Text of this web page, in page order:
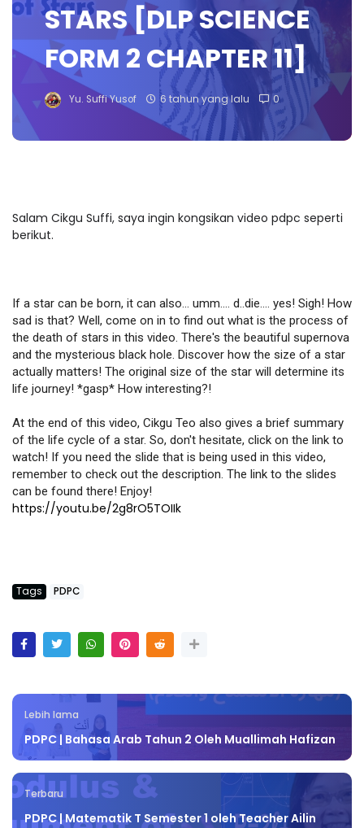
STARS [DLP SCIENCE
FORM 2 CHAPTER 11]
Yu. Suffi Yusof 6 tahun yang lalu 0
Salam Cikgu Suffi, saya ingin kongsikan video pdpc seperti
berikut.
If a star can be born, it can also... umm.... d..die.... yes! Sigh! How
sad is that? Well, come on in to find out what is the process of
the death of stars in this video. There's the beautiful supernova
and the mysterious black hole. Discover how the size of a star
actually matters! The original size of the star will determine its
life journey! *gasp* How interesting?!
At the end of this video, Cikgu Teo also gives a brief summary
of the life cycle of a star. So, don't hesitate, click on the link to
watch! If you need the slide that is being used in this video,
remember to check out the description. The link to the slides
can be found there! Enjoy!
https://youtu.be/2g8rO5TOIIk
Tags PDPC
Lebih lama
PDPC | Bahasa Arab Tahun 2 Oleh Muallimah Hafizan
Terbaru
PDPC | Matematik T Semester 1 oleh Teacher Ailin